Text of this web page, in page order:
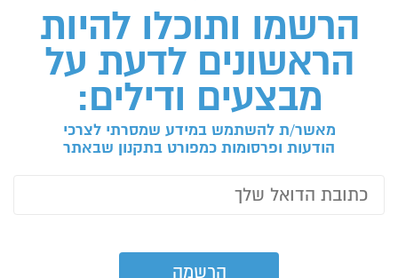
הרשמו ותוכלו להיות
הראשונים לדעת על
מבצעים ודילים:
מאשר/ת להשתמש במידע שמסרתי לצרכי
הודעות ופרסומות כמפורט בתקנון שבאתר